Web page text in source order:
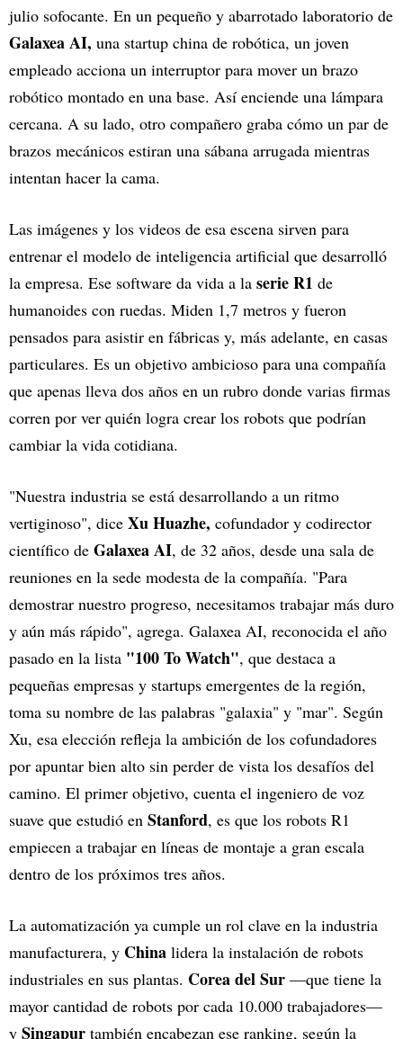
julio sofocante. En un pequeño y abarrotado laboratorio de
Galaxea AI, una startup china de robótica, un joven
empleado acciona un interruptor para mover un brazo
robótico montado en una base. Así enciende una lámpara
cercana. A su lado, otro compañero graba cómo un par de
brazos mecánicos estiran una sábana arrugada mientras
intentan hacer la cama.
Las imágenes y los videos de esa escena sirven para
entrenar el modelo de inteligencia artificial que desarrolló
la empresa. Ese software da vida a la serie R1 de
humanoides con ruedas. Miden 1,7 metros y fueron
pensados para asistir en fábricas y, más adelante, en casas
particulares. Es un objetivo ambicioso para una compañía
que apenas lleva dos años en un rubro donde varias firmas
corren por ver quién logra crear los robots que podrían
cambiar la vida cotidiana.
"Nuestra industria se está desarrollando a un ritmo
vertiginoso", dice Xu Huazhe, cofundador y codirector
científico de Galaxea AI, de 32 años, desde una sala de
reuniones en la sede modesta de la compañía. "Para
demostrar nuestro progreso, necesitamos trabajar más duro
y aún más rápido", agrega. Galaxea AI, reconocida el año
pasado en la lista "100 To Watch", que destaca a
pequeñas empresas y startups emergentes de la región,
toma su nombre de las palabras "galaxia" y "mar". Según
Xu, esa elección refleja la ambición de los cofundadores
por apuntar bien alto sin perder de vista los desafíos del
camino. El primer objetivo, cuenta el ingeniero de voz
suave que estudió en Stanford, es que los robots R1
empiecen a trabajar en líneas de montaje a gran escala
dentro de los próximos tres años.
La automatización ya cumple un rol clave en la industria
manufacturera, y China lidera la instalación de robots
industriales en sus plantas. Corea del Sur —que tiene la
mayor cantidad de robots por cada 10.000 trabajadores—
y Singapur también encabezan ese ranking, según la